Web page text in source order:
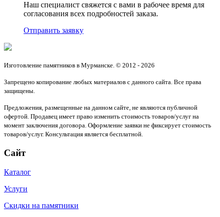
Наш специалист свяжется с вами в рабочее время для
согласования всех подробностей заказа.
Отправить заявку
Изготовление памятников в Мурманске. © 2012 - 2026
Запрещено копирование любых материалов с данного сайта. Все права
защищены.
Предложения, размещенные на данном сайте, не являются публичной
офертой. Продавец имеет право изменить стоимость товаров/услуг на
момент заключения договора. Оформление заявки не фиксирует стоимость
товаров/услуг. Консультация является бесплатной.
Сайт
Каталог
Услуги
Скидки на памятники